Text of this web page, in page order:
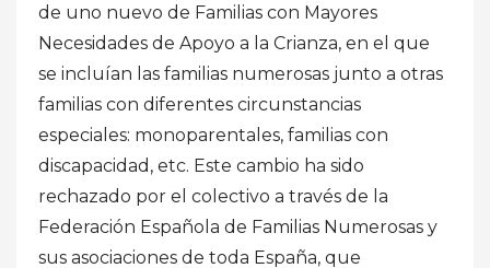
de uno nuevo de Familias con Mayores
Necesidades de Apoyo a la Crianza, en el que
se incluían las familias numerosas junto a otras
familias con diferentes circunstancias
especiales: monoparentales, familias con
discapacidad, etc. Este cambio ha sido
rechazado por el colectivo a través de la
Federación Española de Familias Numerosas y
sus asociaciones de toda España, que